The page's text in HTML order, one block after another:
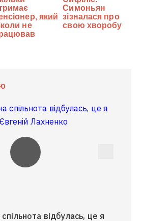
відбулась, це я